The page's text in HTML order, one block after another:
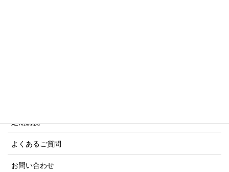
定期購読
よくあるご質問
お問い合わせ